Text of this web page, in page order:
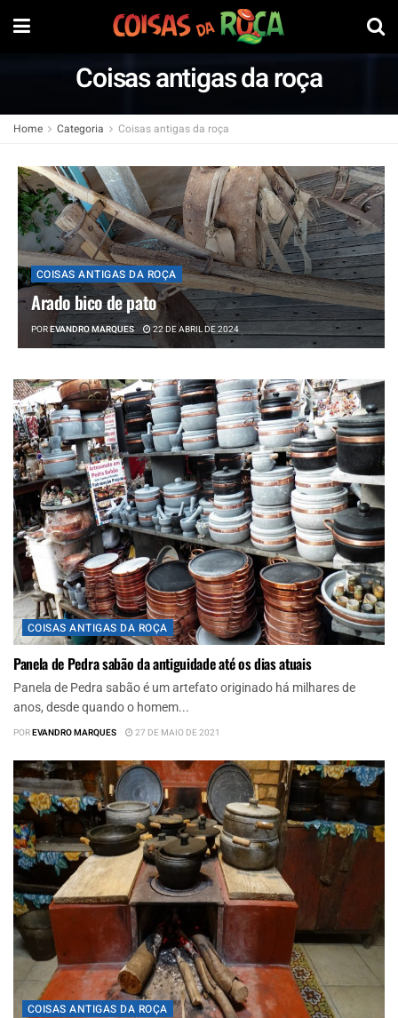
Coisas antigas da roça
Home Categoria Coisas antigas da roça
COISAS ANTIGAS DA ROÇA
Arado bico de pato
POREVANDRO MARQUES 22 DE ABRIL DE 2024
COISAS ANTIGAS DA ROÇA
Panela de Pedra sabão da antiguidade até os dias atuais
Panela de Pedra sabão é um artefato originado há milhares de
anos, desde quando o homem...
POREVANDRO MARQUES 27 DE MAIO DE 2021
COISAS ANTIGAS DA ROÇA